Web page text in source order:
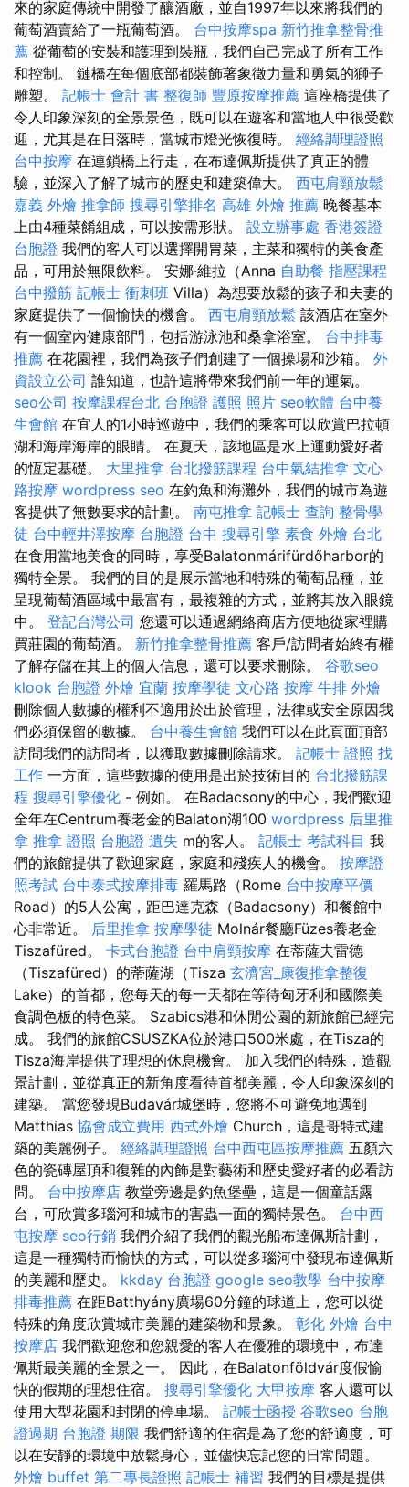
來的家庭傳統中開發了釀酒廠，並自1997年以來將我們的
葡萄酒賣給了一瓶葡萄酒。 台中按摩spa 新竹推拿整骨推
薦 從葡萄的安裝和護理到裝瓶，我們自己完成了所有工作
和控制。 鏈橋在每個底部都裝飾著象徵力量和勇氣的獅子
雕塑。 記帳士 會計 書 整復師 豐原按摩推薦 這座橋提供了
令人印象深刻的全景景色，既可以在遊客和當地人中很受歡
迎，尤其是在日落時，當城市燈光恢復時。 經絡調理證照
台中按摩 在連鎖橋上行走，在布達佩斯提供了真正的體
驗，並深入了解了城市的歷史和建築偉大。 西屯肩頸放鬆
嘉義 外燴 推拿師 搜尋引擎排名 高雄 外燴 推薦 晚餐基本
上由4種菜餚組成，可以按需形狀。 設立辦事處 香港簽證
台胞證 我們的客人可以選擇開胃菜，主菜和獨特的美食產
品，可用於無限飲料。 安娜·維拉（Anna 自助餐 指壓課程
台中撥筋 記帳士 衝刺班 Villa）為想要放鬆的孩子和夫妻的
家庭提供了一個愉快的機會。 西屯肩頸放鬆 該酒店在室外
有一個室內健康部門，包括游泳池和桑拿浴室。 台中排毒
推薦 在花園裡，我們為孩子們創建了一個操場和沙箱。 外
資設立公司 誰知道，也許這將帶來我們前一年的運氣。
seo公司 按摩課程台北 台胞證 護照 照片 seo軟體 台中養
生會館 在宜人的1小時巡遊中，我們的乘客可以欣賞巴拉頓
湖和海岸海岸的眼睛。 在夏天，該地區是水上運動愛好者
的恆定基礎。 大里推拿 台北撥筋課程 台中氣結推拿 文心
路按摩 wordpress seo 在釣魚和海灘外，我們的城市為遊
客提供了無數要求的計劃。 南屯推拿 記帳士 查詢 整骨學
徒 台中輕井澤按摩 台胞證 台中 搜尋引擎 素食 外燴 台北
在食用當地美食的同時，享受Balatonmárifürdőharbor的
獨特全景。 我們的目的是展示當地和特殊的葡萄品種，並
呈現葡萄酒區域中最富有，最複雜的方式，並將其放入眼鏡
中。 登記台灣公司 您還可以通過網絡商店方便地從家裡購
買莊園的葡萄酒。 新竹推拿整骨推薦 客戶/訪問者始終有權
了解存儲在其上的個人信息，還可以要求刪除。 谷歌seo
klook 台胞證 外燴 宜蘭 按摩學徒 文心路 按摩 牛排 外燴
刪除個人數據的權利不適用於出於管理，法律或安全原因我
們必須保留的數據。 台中養生會館 我們可以在此頁面頂部
訪問我們的訪問者，以獲取數據刪除請求。 記帳士 證照 找
工作 一方面，這些數據的使用是出於技術目的 台北撥筋課
程 搜尋引擎優化 - 例如。 在Badacsony的中心，我們歡迎
全年在Centrum養老金的Balaton湖100 wordpress 后里推
拿 推拿 證照 台胞證 遺失 m的客人。 記帳士 考試科目 我
們的旅館提供了歡迎家庭，家庭和殘疾人的機會。 按摩證
照考試 台中泰式按摩排毒 羅馬路（Rome 台中按摩平價
Road）的5人公寓，距巴達克森（Badacsony）和餐館中
心非常近。 后里推拿 按摩學徒 Molnár餐廳Füzes養老金
Tiszafüred。 卡式台胞證 台中肩頸按摩 在蒂薩夫雷德
（Tiszafüred）的蒂薩湖（Tisza 玄濟宮_康復推拿整復
Lake）的首都，您每天的每一天都在等待匈牙利和國際美
食調色板的特色菜。 Szabics港和休閒公園的新旅館已經完
成。 我們的旅館CSUSZKA位於港口500米處，在Tisza的
Tisza海岸提供了理想的休息機會。 加入我們的特殊，造觀
景計劃，並從真正的新角度看待首都美麗，令人印象深刻的
建築。 當您發現Budavár城堡時，您將不可避免地遇到
Matthias 協會成立費用 西式外燴 Church，這是哥特式建
築的美麗例子。 經絡調理證照 台中西屯區按摩推薦 五顏六
色的瓷磚屋頂和復雜的內飾是對藝術和歷史愛好者的必看訪
問。 台中按摩店 教堂旁邊是釣魚堡壘，這是一個童話露
台，可欣賞多瑙河和城市的害蟲一面的獨特景色。 台中西
屯按摩 seo行銷 我們介紹了我們的觀光船布達佩斯計劃，
這是一種獨特而愉快的方式，可以從多瑙河中發現布達佩斯
的美麗和歷史。 kkday 台胞證 google seo教學 台中按摩
排毒推薦 在距Batthyány廣場60分鐘的球道上，您可以從
特殊的角度欣賞城市美麗的建築物和景象。 彰化 外燴 台中
按摩店 我們歡迎您和您親愛的客人在優雅的環境中，布達
佩斯最美麗的全景之一。 因此，在Balatonföldvár度假愉
快的假期的理想住宿。 搜尋引擎優化 大甲按摩 客人還可以
使用大型花園和封閉的停車場。 記帳士函授 谷歌seo 台胞
證過期 台胞證 期限 我們舒適的住宿是為了您的舒適度，可
以在安靜的環境中放鬆身心，並儘快忘記您的日常問題。
外燴 buffet 第二專長證照 記帳士 補習 我們的目標是提供